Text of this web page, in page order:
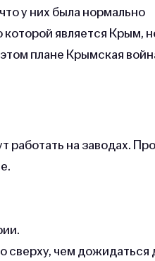
у них была нормально
является Крым,
плане Крымская
работать на заводах.
сверху, чем дожидаться